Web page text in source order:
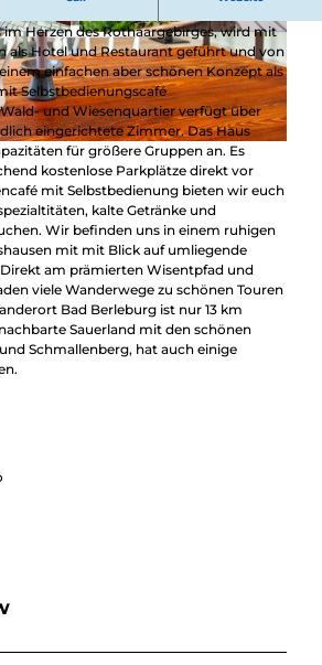
Wiesenquar
tier
© Tina Scheffler, Tina Scheffler
im Herzen des Rothaargebirges, wird mit
als Hotel und Restaurant geführt und von
einfachen aber schönen Konzept als
Selbstbedienungscafé
und Wiesenquartier verfügt über
eingerichtete Zimmer. Das Haus
für größere Gruppen an. Es
kostenlose Parkplätze direkt vor
mit Selbstbedienung bieten wir euch
kalte Getränke und
Wir befinden uns in einem ruhigen
mit mit Blick auf umliegende
am prämierten Wisentpfad und
viele Wanderwege zu schönen Touren
Bad Berleburg ist nur 13 km
Sauerland mit den schönen
Schmallenberg, hat auch einige